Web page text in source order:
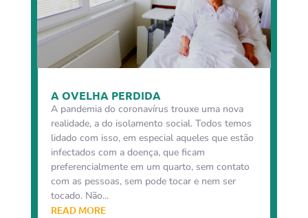
A OVELHA PERDIDA
A pandemia do coronavírus trouxe uma nova
realidade, a do isolamento social. Todos temos
lidado com isso, em especial aqueles que estão
infectados com a doença, que ficam
preferencialmente em um quarto, sem contato
com as pessoas, sem pode tocar e nem ser
tocado. Não...
READ MORE